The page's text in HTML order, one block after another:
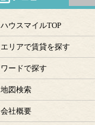
ハウスマイルTOP
エリアで賃貸を探す
ワードで探す
地図検索
会社概要